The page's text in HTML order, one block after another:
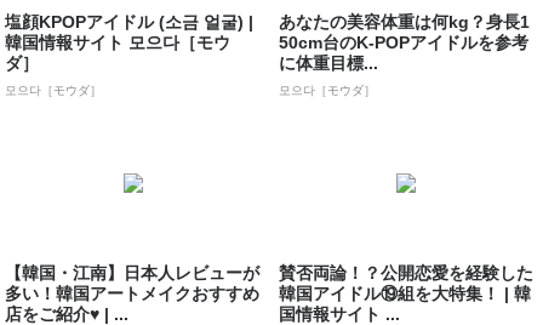
塩顔KPOPアイドル (소금 얼굴) |
韓国情報サイト 모으다［モウ
ダ］
모으다［モウダ］
あなたの美容体重は何kg？身長1
50cm台のK-POPアイドルを参考
に体重目標...
모으다［モウダ］
【韓国・江南】日本人レビューが
多い！韓国アートメイクおすすめ
店をご紹介♥ | ...
賛否両論！？公開恋愛を経験した
韓国アイドル⑲組を大特集！ | 韓
国情報サイト ...